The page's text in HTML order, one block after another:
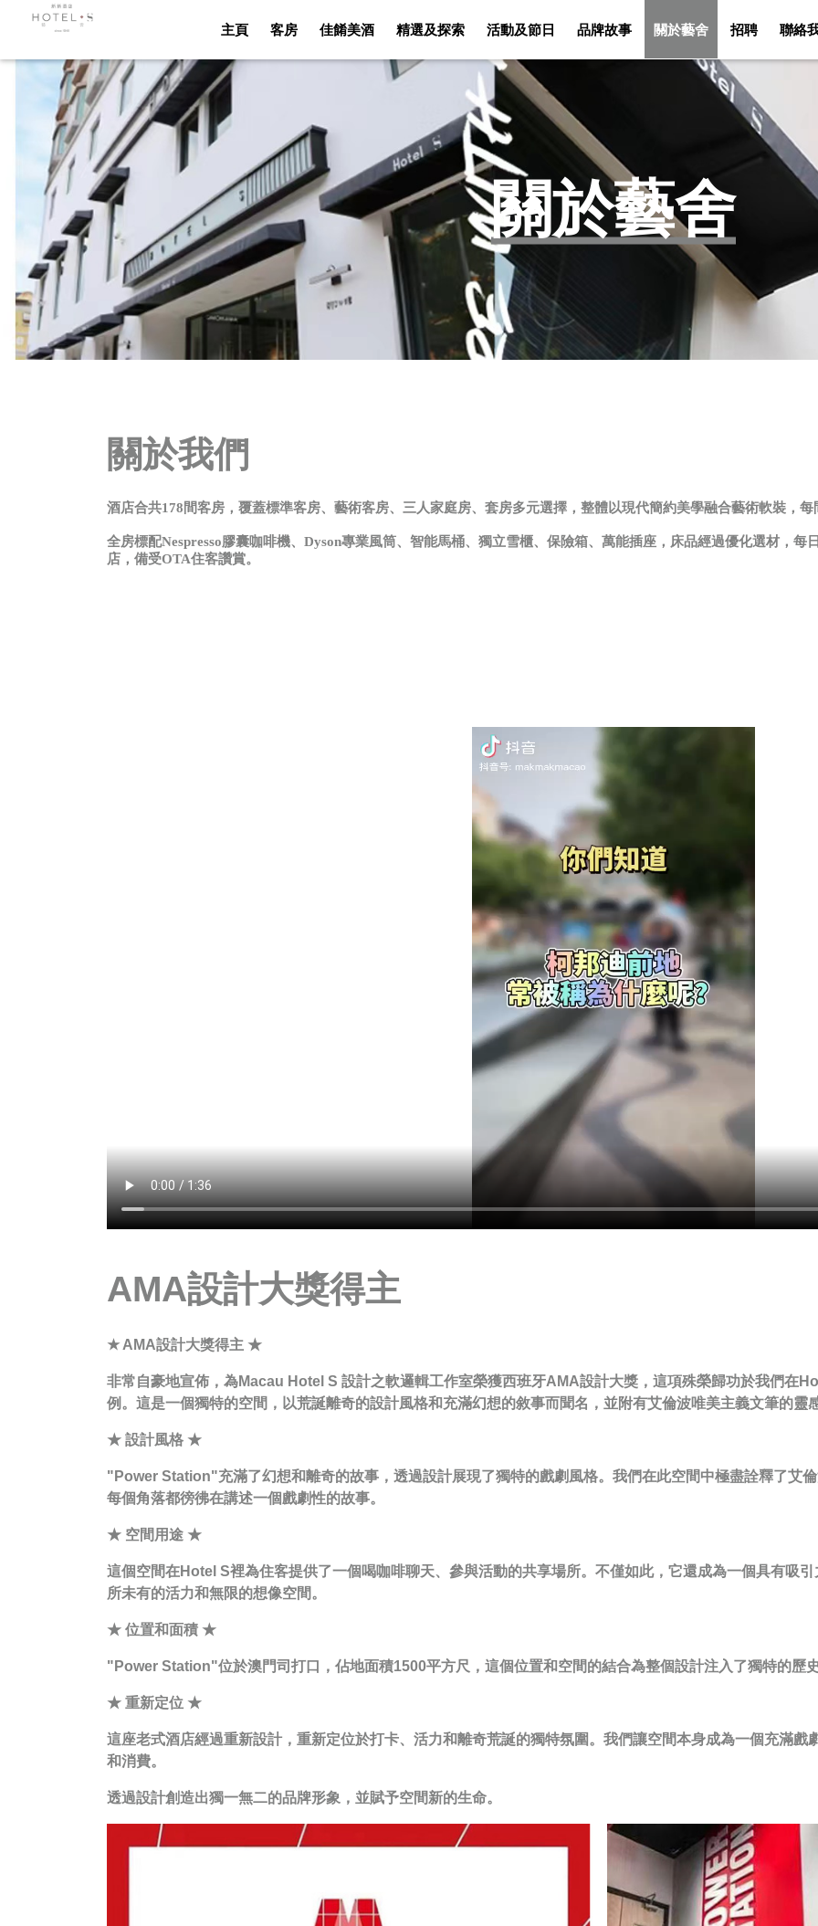
主頁 客房 佳餚美酒 精選及探索 活動及節日 品牌故事 關於藝舍 招聘 聯絡
主頁 客房 佳餚美酒 精選及探索 活動及節日
關於藝舍
關於我們
酒店合共178間客房，覆蓋標準客房、藝術客房、三人家庭房、套房多元選擇，整體以現代簡約美學融合藝術軟裝，
全房標配Nespresso膠囊咖啡機、Dyson專業風筒、智能馬桶、獨立雪櫃、保險箱、萬能插座，床品經過優化選材，
店，備受OTA住客讚賞。
AMA設計大獎得主
★ AMA設計大獎得主 ★
非常自豪地宣佈，為Macau Hotel S 設計之軟邏輯工作室榮獲西班牙AMA設計大獎，這項殊榮歸功於我們在
例。這是一個獨特的空間，以荒誕離奇的設計風格和充滿幻想的敘事而聞名，並附有艾倫波唯美主義文筆的靈
★ 設計風格 ★
"Power Station"充滿了幻想和離奇的故事，透過設計展現了獨特的戲劇風格。我們在此空間中極盡詮釋了艾
每個角落都徬彿在講述一個戲劇性的故事。
★ 空間用途 ★
這個空間在Hotel S裡為住客提供了一個喝咖啡聊天、參與活動的共享場所。不僅如此，它還成為一個具有吸
所未有的活力和無限的想像空間。
★ 位置和面積 ★
"Power Station"位於澳門司打口，佔地面積1500平方尺，這個位置和空間的結合為整個設計注入了獨特的歷
★ 重新定位 ★
這座老式酒店經過重新設計，重新定位於打卡、活力和離奇荒誕的獨特氛圍。我們讓空間本身成為一個充滿戲
和消費。
透過設計創造出獨一無二的品牌形象，並賦予空間新的生命。